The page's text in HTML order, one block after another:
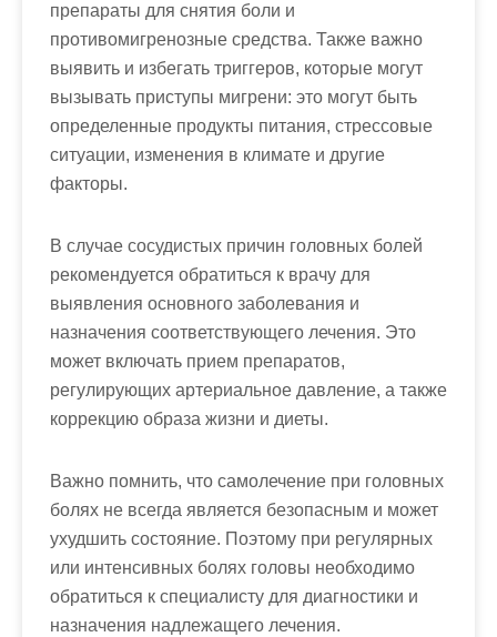
препараты для снятия боли и
противомигренозные средства. Также важно
выявить и избегать триггеров, которые могут
вызывать приступы мигрени: это могут быть
определенные продукты питания, стрессовые
ситуации, изменения в климате и другие
факторы.
В случае сосудистых причин головных болей
рекомендуется обратиться к врачу для
выявления основного заболевания и
назначения соответствующего лечения. Это
может включать прием препаратов,
регулирующих артериальное давление, а также
коррекцию образа жизни и диеты.
Важно помнить, что самолечение при головных
болях не всегда является безопасным и может
ухудшить состояние. Поэтому при регулярных
или интенсивных болях головы необходимо
обратиться к специалисту для диагностики и
назначения надлежащего лечения.